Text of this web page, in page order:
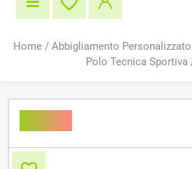
Home/ Abbigliamento Personalizzato
Polo Tecnica Sportiva